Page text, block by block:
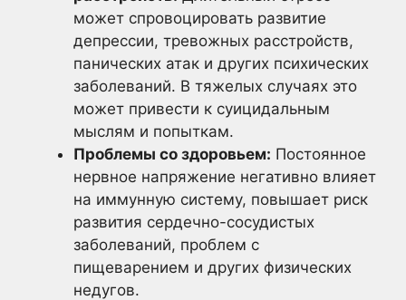
может спровоцировать развитие
депрессии, тревожных расстройств,
панических атак и других психических
заболеваний. В тяжелых случаях это
может привести к суицидальным
мыслям и попыткам.
Проблемы со здоровьем: Постоянное
нервное напряжение негативно влияет
на иммунную систему, повышает риск
развития сердечно-сосудистых
заболеваний, проблем с
пищеварением и других физических
недугов.